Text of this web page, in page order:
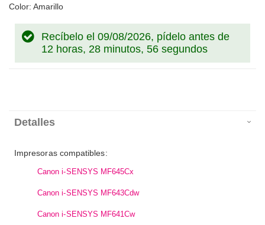
Color: Amarillo
Recíbelo el 09/08/2026, pídelo antes de
12 horas, 28 minutos, 56 segundos
Detalles
Impresoras compatibles:
Canon i-SENSYS MF645Cx
Canon i-SENSYS MF643Cdw
Canon i-SENSYS MF641Cw